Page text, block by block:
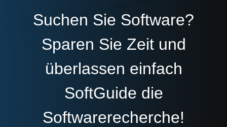
Suchen Sie Software?
Sparen Sie Zeit und
überlassen einfach
SoftGuide die
Softwarerecherche!